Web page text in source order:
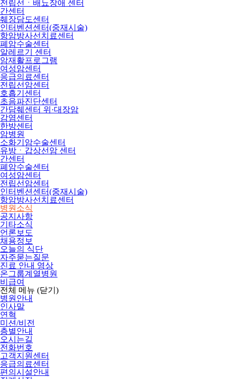
전립선ㆍ배뇨장애 센터
간센터
췌장담도센터
인터벤션센터(중재시술)
항암방사선치료센터
폐암수술센터
알레르기 센터
암재활프로그램
여성암센터
응급의료센터
전립선암센터
호흡기센터
초음파진단센터
간담췌센터 위·대장암
감염센터
한방센터
암병원
소화기암수술센터
유방ㆍ갑상선암 센터
간센터
폐암수술센터
여성암센터
전립선암센터
인터벤션센터(중재시술)
항암방사선치료센터
병원소식
공지사항
기타소식
언론보도
채용정보
오늘의 식단
자주묻는질문
진료 안내 영상
온그룹계열병원
비급여
전체 메뉴 (닫기)
병원안내
인사말
연혁
미션/비전
층별안내
오시는길
전화번호
고객지원센터
응급의료센터
편의시설안내